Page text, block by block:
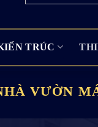
TRÚC
VƯỜN